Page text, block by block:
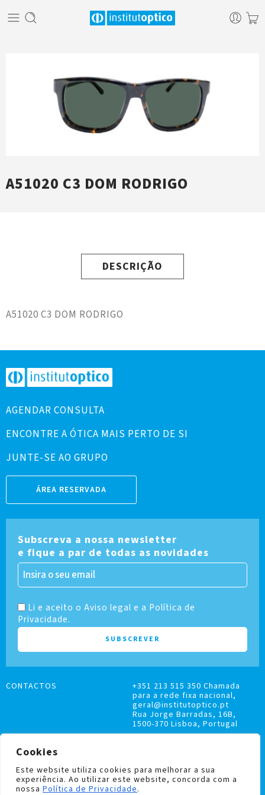
Cookies
Este website utiliza cookies para melhorar a sua
experiência. Ao utilizar este website, concorda com a
nossa Política de Privacidade.
A51020 C3 DOM RODRIGO
DESCRIÇÃO
A51020 C3 DOM RODRIGO
AGENDAR CONSULTA
ENCONTRE A ÓTICA MAIS PERTO DE SI
JUNTE-SE AO GRUPO
ÁREA RESERVADA
Subscreva a nossa newsletter
e fique a par de todas as novidades
Li e aceito o Aviso legal e a Política de
Privacidade.
LIVRO DE RECLAMAÇÕES
CONTACTOS
+351 213 515 350 Chamada
para a rede fixa nacional,
geral@institutoptico.pt
Rua Jorge Barradas, 16B,
1500-370 Lisboa, Portugal